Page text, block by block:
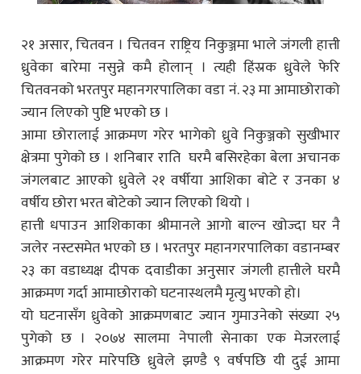
२१ असार, चितवन । चितवन राष्ट्रिय निकुञ्जमा भाले जंगली हात्ती
ध्रुवेका बारेमा नसुन्ने कमै होलान् । त्यही हिंस्रक ध्रुवेले फेरि
चितवनको भरतपुर महानगरपालिका वडा नं. २३ मा आमाछोराको
ज्यान लिएको पुष्टि भएको छ ।
आमा छोरालाई आक्रमण गरेर भागेको ध्रुवे निकुञ्जको सुखीभार
क्षेत्रमा पुगेको छ । शनिबार राति घरमै बसिरहेका बेला अचानक
जंगलबाट आएको ध्रुवेले २१ वर्षीया आशिका बोटे र उनका ४
वर्षीय छोरा भरत बोटेको ज्यान लिएको थियो ।
हात्ती धपाउन आशिकाका श्रीमानले आगो बाल्न खोज्दा घर नै
जलेर नस्टसमेत भएको छ । भरतपुर महानगरपालिका वडानम्बर
२३ का वडाध्यक्ष दीपक दवाडीका अनुसार जंगली हात्तीले घरमै
आक्रमण गर्दा आमाछोराको घटनास्थलमै मृत्यु भएको हो।
यो घटनासँग ध्रुवेको आक्रमणबाट ज्यान गुमाउनेको संख्या २५
पुगेको छ । २०७४ सालमा नेपाली सेनाका एक मेजरलाई
आक्रमण गरेर मारेपछि ध्रुवेले झण्डै ९ वर्षपछि यी दुई आमा